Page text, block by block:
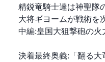
精鋭竜騎士達は神聖隊
大将ギヨームが戦術を
中編:皇国大狙撃砲の火
決着最終奥義:「翻る大